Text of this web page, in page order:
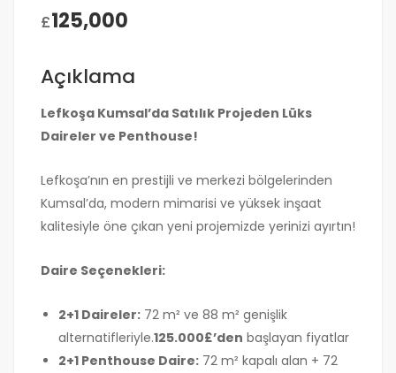
£125,000
Açıklama
Lefkoşa Kumsal’da Satılık Projeden Lüks
Daireler ve Penthouse!
Lefkoşa’nın en prestijli ve merkezi bölgelerinden
Kumsal’da, modern mimarisi ve yüksek inşaat
kalitesiyle öne çıkan yeni projemizde yerinizi ayırtın!
Daire Seçenekleri:
2+1 Daireler: 72 m² ve 88 m² genişlik
alternatifleriyle.125.000£’den başlayan fiyatlar
2+1 Penthouse Daire: 72 m² kapalı alan + 72